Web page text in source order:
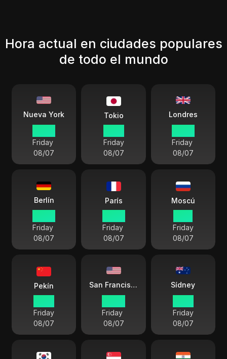
Hora actual en ciudades populares
de todo el mundo
Nueva York
Friday
08/07
Tokio
Friday
08/07
Londres
Friday
08/07
Berlín
Friday
08/07
París
Friday
08/07
Moscú
Friday
08/07
Pekín
Friday
08/07
San Francisco
Friday
08/07
Sídney
Friday
08/07